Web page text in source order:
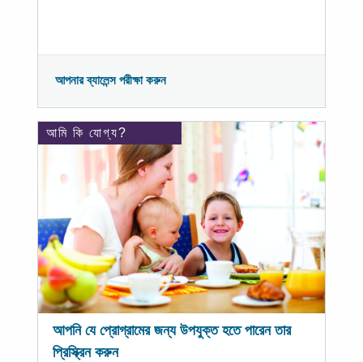
আপনার ব্যালেন্স পরীক্ষা করুন
আমি কি যোগ্য?
আপনি যে প্রোগ্রামের জন্য উপযুক্ত হতে পারেন তার
প্রিস্ক্রিন করুন